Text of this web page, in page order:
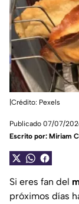
|Crédito: Pexels
Publicado 07/07/
Escrito por: Miriam
Si eres fan del
próximos días